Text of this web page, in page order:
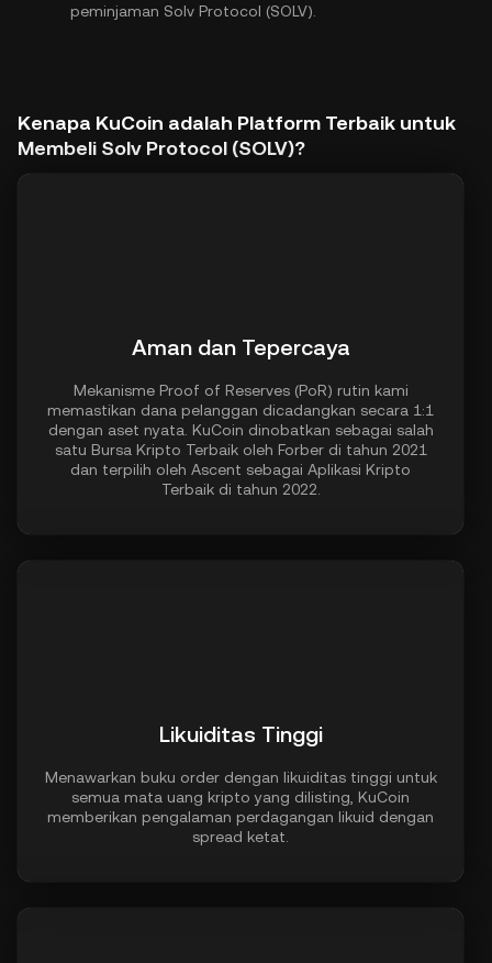
peminjaman Solv Protocol (SOLV).
Kenapa KuCoin adalah Platform Terbaik untuk
Membeli Solv Protocol (SOLV)?
Aman dan Tepercaya
Mekanisme Proof of Reserves (PoR) rutin kami
memastikan dana pelanggan dicadangkan secara 1:1
dengan aset nyata. KuCoin dinobatkan sebagai salah
satu Bursa Kripto Terbaik oleh Forber di tahun 2021
dan terpilih oleh Ascent sebagai Aplikasi Kripto
Terbaik di tahun 2022.
Likuiditas Tinggi
Menawarkan buku order dengan likuiditas tinggi untuk
semua mata uang kripto yang dilisting, KuCoin
memberikan pengalaman perdagangan likuid dengan
spread ketat.